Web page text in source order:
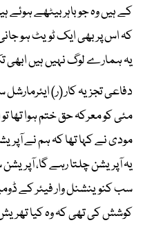
کے ہیں وہ جو باہر بیٹھے ہوئے
کہ اس پر بھی ایک ٹویٹ ہو
یہ ہمارے لوگ نہیں ہیں ابھی
مئی کو معرکہ حق ختم ہوا تھا تو
مودی نے کہا تھا کہ ہم نے
یہ آپریشن چلتا رہے گا،
سب کنوینشنل وار فیئر کے
کوشش کی تھی کہ وہ کیا